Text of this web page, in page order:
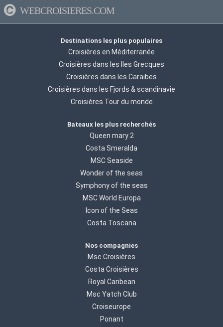
WEBCROISIERES.COM
Destinations les plus populaires
Croisières en Méditerranée
Croisières dans les Iles Grecques
Croisières dans les Caraibes
Croisières dans les Fjords & scandinavie
Croisières Tour du monde
Bateaux les plus recherchés
Queen mary 2
Costa Smeralda
MSC Seaside
Wonder of the seas
Symphony of the seas
MSC World Europa
Icon of the Seas
Costa Toscana
Nos compagnies
Msc Croisières
Costa Croisières
Royal Caribean
Msc Yatch Club
Croiseurope
Ponant